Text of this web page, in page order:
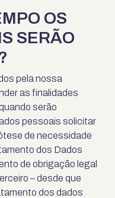
OS
SERÃO
pela nossa
as finalidades
serão
pessoais solicitar
de necessidade
dos Dados
de obrigação legal
– desde que
dos dados